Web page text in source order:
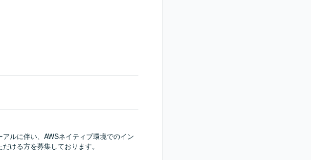
ルに伴い、AWSネイティブ環境でのイン
ける方を募集しております。